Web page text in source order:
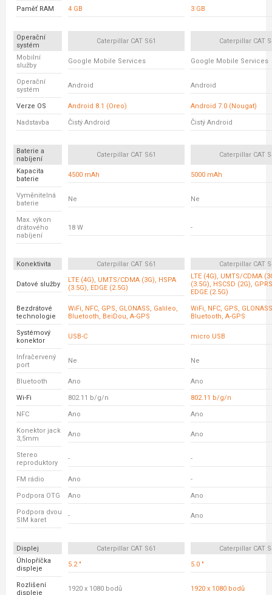
Paměť RAM 4 GB 3 GB
Operační
systém
Caterpillar CAT S61 Caterpillar CAT
Mobilní
služby
Google Mobile Services Google Mobile Services
Operační
systém
Android Android
Verze OS Android 8.1 (Oreo) Android 7.0 (Nougat)
Nadstavba Čistý Android Čistý Android
Baterie a
nabíjení
Caterpillar CAT S61 Caterpillar CAT
Kapacita
baterie
4500 mAh 5000 mAh
Vyměnitelná
baterie
Ne Ne
Max. výkon
drátového
nabíjení
18 W -
Konektivita Caterpillar CAT S61 Caterpillar CAT
Datové služby
LTE (4G), UMTS/CDMA (3G), HSPA
(3.5G), EDGE (2.5G)
LTE (4G), UMTS/CDMA
(3.5G), HSCSD (2G),
EDGE (2.5G)
Bezdrátové
technologie
WiFi, NFC, GPS, GLONASS, Galileo,
Bluetooth, BeiDou, A-GPS
WiFi, NFC, GPS,
Bluetooth, A-GPS
Systémový
konektor
USB-C micro USB
Infračervený
port
Ne Ne
Bluetooth Ano Ano
Wi-Fi 802.11 b/g/n 802.11 b/g/n
NFC Ano Ano
Konektor jack
3,5mm
Ano Ano
Stereo
reproduktory
- -
FM rádio Ano -
Podpora OTG Ano Ano
Podpora dvou
SIM karet
- Ano
Displej Caterpillar CAT S61
Caterpillar CAT
Úhlopříčka
displeje
5.2 " 5.0 "
Rozlišení
displeje
1920 x 1080 bodů 1920 x 1080 bodů